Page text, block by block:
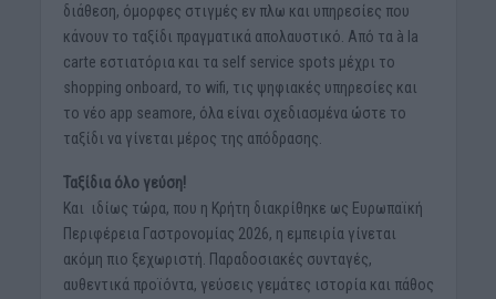
διάθεση, όμορφες στιγμές εν πλω και υπηρεσίες που
κάνουν το ταξίδι πραγματικά απολαυστικό. Από τα à la
carte εστιατόρια και τα self service spots μέχρι το
shopping onboard, το wifi, τις ψηφιακές υπηρεσίες και
το νέο app seamore, όλα είναι σχεδιασμένα ώστε το
ταξίδι να γίνεται μέρος της απόδρασης.
Ταξίδια όλο γεύση!
Και ιδίως τώρα, που η Κρήτη διακρίθηκε ως Ευρωπαϊκή
Περιφέρεια Γαστρονομίας 2026, η εμπειρία γίνεται
ακόμη πιο ξεχωριστή. Παραδοσιακές συνταγές,
αυθεντικά προϊόντα, γεύσεις γεμάτες ιστορία και πάθος